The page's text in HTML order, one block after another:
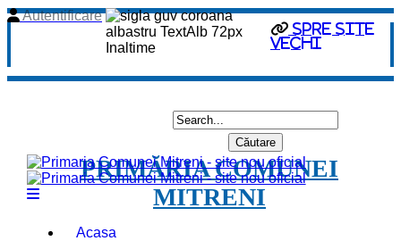
spre site
vechi
Autentificare
PRIMĂRIA COMUNEI
MITRENI
Acasa